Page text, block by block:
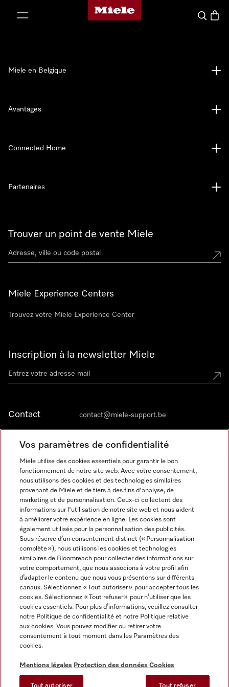
Page d'accueil de Miele
Search
Trouver un point de vente Miele
Miele Experience Centers
Trouvez votre Miele Experience Center
Inscription à la newsletter Miele
Contact contact@miele-support.be
Langue
FRANÇAIS
Miele en Belgique
Avantages
Connected Home
Partenaires
Informations légales
CGV
Protection des données
Conditions d’utilisation
Digital Services Act
Miele sur Facebook
Miele sur Youtube
Miele sur Instagram
Miele sur Pinterest
Vos paramètres de confidentialité
Miele utilise des cookies essentiels pour garantir le bon
fonctionnement de notre site web. Avec votre consentement,
nous utilisons des cookies et des technologies similaires
provenant de Miele et de tiers à des fins d'analyse, de
marketing et de personnalisation. Ceux-ci collectent des
informations sur l'utilisation de notre site web et nous aident
à améliorer votre expérience en ligne. Les cookies sont
également utilisés pour la personnalisation des publicités.
Sous réserve d’un consentement distinct (« Personnalisation
complète »), nous utilisons les cookies et technologies
similaires de Bloomreach pour collecter des informations sur
votre comportement, que nous associons à votre profil afin
d’adapter le contenu que nous vous présentons sur différents
canaux. Sélectionnez « Tout autoriser » pour accepter tous les
cookies. Sélectionnez « Tout refuser » pour n’utiliser que les
cookies essentiels. Pour plus d’informations, veuillez consulter
notre Politique de confidentialité et notre Politique relative
aux cookies. Vous pouvez modifier ou retirer votre
consentement à tout moment dans les Paramètres des
cookies.
Mentions légales Protection des données Cookies